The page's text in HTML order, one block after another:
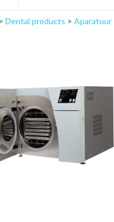
Dental products > Aparatuur